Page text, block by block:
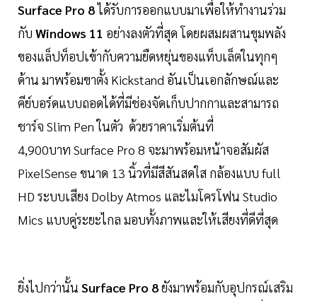
Surface Pro 8ได้รับการออกแบบมาเพื่อให้ทำงานร่วม
กับ Windows 11 อย่างลงตัวที่สุด โดยผสมผสานขุมพลัง
ของแล็ปท็อปเข้ากับความยืดหยุ่นของแท็บเล็ตในทุกๆ
ด้าน มาพร้อมขาตั้ง Kickstand อันเป็นเอกลักษณ์และ
คีย์บอร์ดแบบถอดได้ที่มีช่องจัดเก็บปากกาและสามารถ
ชาร์จ Slim Pen ในตัว ด้วยราคาเริ่มต้นที่
4,900บาท Surface Pro 8 จะมาพร้อมหน้าจอสัมผัส
PixelSense ขนาด 13 นิ้วที่มีสีสันสดใส กล้องแบบ full
HD ระบบเสียง Dolby Atmos และไมโครโฟน Studio
Mics แบบคู่ระยะไกล มอบทั้งภาพและให้เสียงที่ดีที่สุด
ยิ่งไปกว่านั้น Surface Pro 8ยังมาพร้อมกับอุปกรณ์เสริม